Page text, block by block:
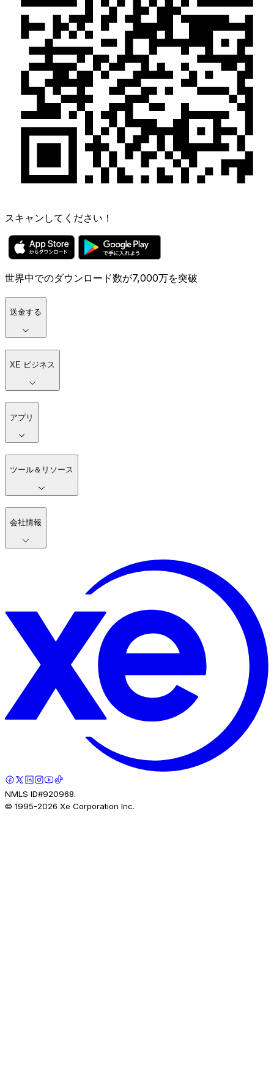
スキャンしてください！
世界中でのダウンロード数が7,000万を突破
送金する
XE ビジネス
アプリ
ツール＆リソース
会社情報
NMLS ID#920968.
© 1995-2026 Xe Corporation Inc.